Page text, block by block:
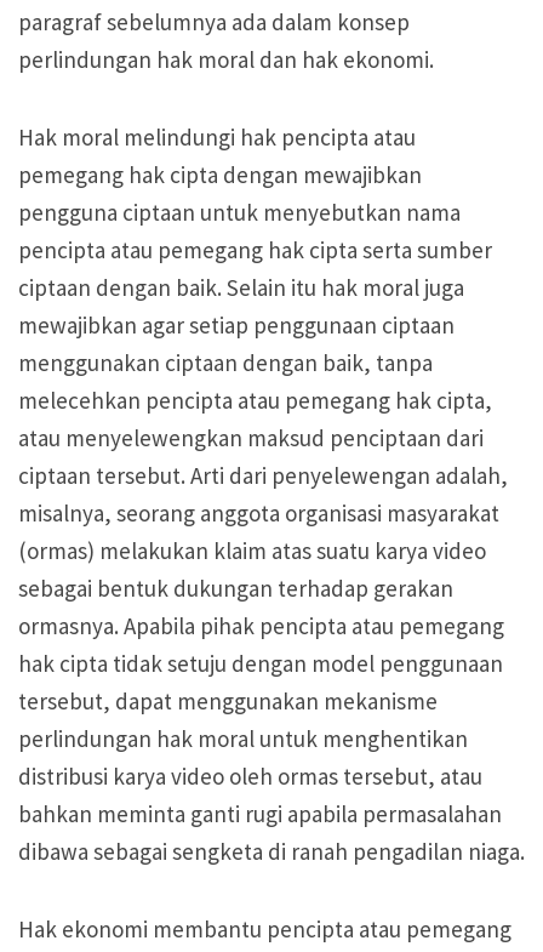
paragraf sebelumnya ada dalam konsep
perlindungan hak moral dan hak ekonomi.
Hak moral melindungi hak pencipta atau
pemegang hak cipta dengan mewajibkan
pengguna ciptaan untuk menyebutkan nama
pencipta atau pemegang hak cipta serta sumber
ciptaan dengan baik. Selain itu hak moral juga
mewajibkan agar setiap penggunaan ciptaan
menggunakan ciptaan dengan baik, tanpa
melecehkan pencipta atau pemegang hak cipta,
atau menyelewengkan maksud penciptaan dari
ciptaan tersebut. Arti dari penyelewengan adalah,
misalnya, seorang anggota organisasi masyarakat
(ormas) melakukan klaim atas suatu karya video
sebagai bentuk dukungan terhadap gerakan
ormasnya. Apabila pihak pencipta atau pemegang
hak cipta tidak setuju dengan model penggunaan
tersebut, dapat menggunakan mekanisme
perlindungan hak moral untuk menghentikan
distribusi karya video oleh ormas tersebut, atau
bahkan meminta ganti rugi apabila permasalahan
dibawa sebagai sengketa di ranah pengadilan niaga.
Hak ekonomi membantu pencipta atau pemegang